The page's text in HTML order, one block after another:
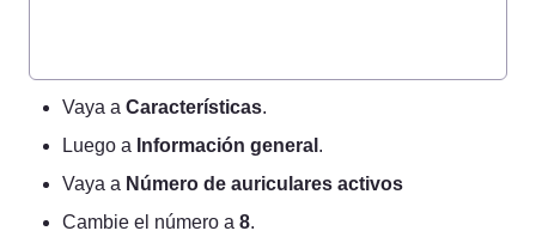
Vaya a Características.
Luego a Información general .
Vaya a Número de auriculares activos
Cambie el número a 8.